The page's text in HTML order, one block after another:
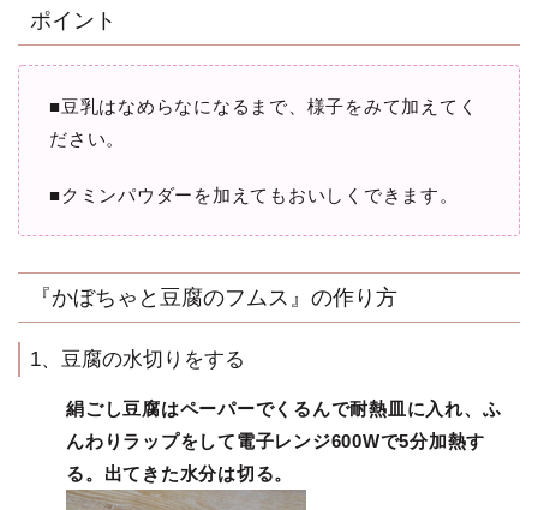
ポイント
■豆乳はなめらなになるまで、様子をみて加えてく
ださい。
■クミンパウダーを加えてもおいしくできます。
『かぼちゃと豆腐のフムス』の作り方
1、豆腐の水切りをする
絹ごし豆腐はペーパーでくるんで耐熱皿に入れ、ふ
んわりラップをして電子レンジ600Wで5分加熱す
る。出てきた水分は切る。